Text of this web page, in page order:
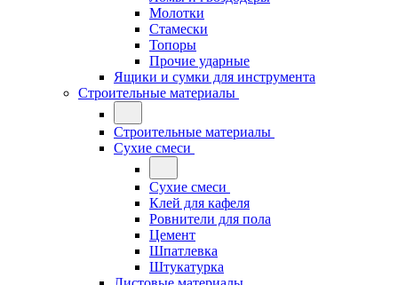
Молотки
Стамески
Топоры
Прочие ударные
Ящики и сумки для инструмента
Строительные материалы
Строительные материалы
Сухие смеси
Сухие смеси
Клей для кафеля
Ровнители для пола
Цемент
Шпатлевка
Штукатурка